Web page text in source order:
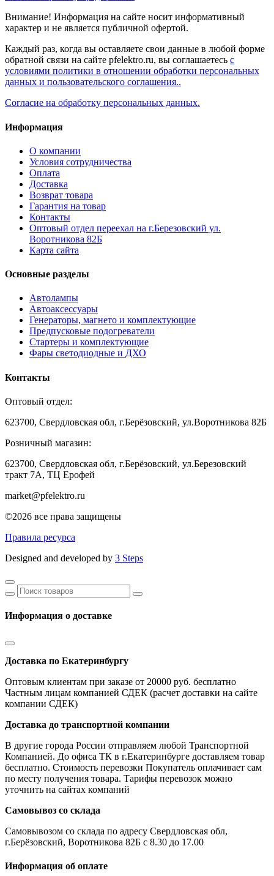
Внимание! Информация на сайте носит информативный
характер и не является публичной офертой.
Каждый раз, когда вы оставляете свои данные в любой форме
обратной связи на сайте pfelektro.ru, вы соглашаетесь с
условиями политики в отношении обработки персональных
данных и пользовательского соглашения..
Согласие на обработку персональных данных.
Информация
О компании
Условия сотрудничества
Оплата
Доставка
Возврат товара
Гарантия на товар
Контакты
Оптовый отдел переехал на г.Березовский ул.
Воротникова 82Б
Карта сайта
Основные разделы
Автолампы
Автоаксессуары
Генераторы, магнето и комплектующие
Предпусковые подогреватели
Стартеры и комплектующие
Фары светодиодные и ДХО
Контакты
Оптовый отдел:
623700, Свердловская обл, г.Берёзовский, ул.Воротникова 82Б
Розничный магазин:
623700, Свердловская обл, г.Берёзовский, ул.Березовский
тракт 7А, ТЦ Ерофей
market@pfelektro.ru
©2026 все права защищены
Правила ресурса
Designed and developed by 3 Steps
Информация о доставке
Доставка по Екатеринбургу
Оптовым клиентам при заказе от 20000 руб. бесплатно
Частным лицам компанией СДЕК (расчет доставки на сайте
компании СДЕК)
Доставка до транспортной компании
В другие города России отправляем любой Транспортной
Компанией. До офиса ТК в г.Екатеринбурге доставляем товар
бесплатно. Стоимость перевозки Покупатель оплачивает сам
по месту получения товара. Тарифы перевозок можно
уточнить на сайтах компаний
Самовывоз со склада
Самовывозом со склада по адресу Свердловская обл,
г.Берёзовский, Воротникова 82Б с 8.30 до 17.00
Информация об оплате